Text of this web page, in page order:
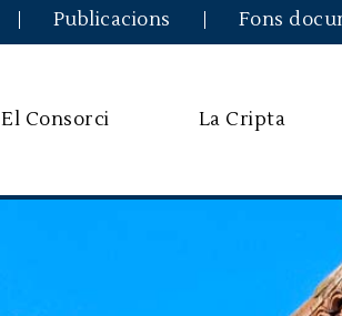
Publicacions Fons
El Consorci La Cripta